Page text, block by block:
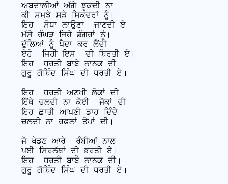
ਅਬਦਾਲੀਆਂ ਅੱਗੇ ਝੁਕਦੀ ਨਾ
ਕੀ ਸਮਝੇ ਸੜੇ ਸਿਕੰਦਰਾਂ ਨੂੰ।
ਇਹ  ਸੋਧਾ ਲਾਉਣਾ  ਜਾਣਦੀ ਏ
ਮੱਸੇ ਰੰਘੜ ਜਿਹੇ ਡੰਗਰਾਂ ਨੂੰ।
ਦੁੱਲਿਆਂ ਨੂੰ ਪੈਦਾ ਕਰ ਲੈਂਦੀ
ਏਹੋ  ਜਿਹੀ ਇਸ  ਦੀ ਬਿਰਤੀ ਏ।
ਇਹ  ਧਰਤੀ ਬਾਬੇ ਨਾਨਕ ਦੀ
ਗੁਰੂ ਗੋਬਿੰਦ ਸਿੰਘ ਦੀ ਧਰਤੀ ਏ।
ਇਹ  ਧਰਤੀ ਅਣਖੀ ਲੋਕਾਂ ਦੀ
ਇੱਥੇ ਚਲਦੀ ਨਾ ਕੋਈ  ਜੋਕਾਂ ਦੀ
ਇਹ ਛਾਤੀ ਆਪਣੀ ਡਾਹ ਦਿੰਦੇ
ਚਲਦੀ ਨਾ ਰਫ਼ਲਾਂ ਤੋਪਾਂ ਦੀ।
ਜੋ ਖੇਡਣ ਆਰੇ  ਰੰਬੀਆਂ ਨਾਲ
ਪਈ ਸਿਰਲੱਥਾਂ ਦੀ ਭਰਤੀ ਏ।
ਇਹ  ਧਰਤੀ ਬਾਬੇ ਨਾਨਕ ਦੀ।
ਗੁਰੂ ਗੋਬਿੰਦ ਸਿੰਘ ਦੀ ਧਰਤੀ ਏ।